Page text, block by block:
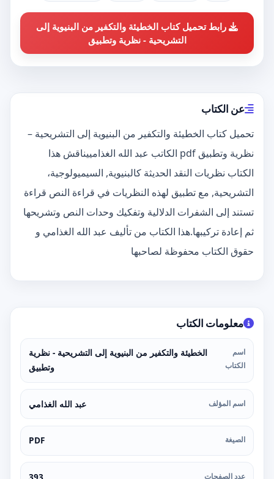
رابط تحميل كتاب الخطيئة والتكفير من البنيوية إلى
التشريحية - نظرية وتطبيق
عن الكتاب
تحميل كتاب الخطيئة والتكفير من البنيوية إلى التشريحية –
نظرية وتطبيق pdf الكاتب عبد الله الغذامييناقش هذا
الكتاب نظريات النقد الحديثة كالبنيوية, السيميولوجية،
التشريحية, مع تطبيق لهذه النظريات في قراءة النص قراءة
تستند إلى الشفرات الدلالية وتفكيك وحدات النص وتشريحها
ثم إعادة تركيبها.هذا الكتاب من تأليف عبد الله الغذامي و
حقوق الكتاب محفوظة لصاحبها
معلومات الكتاب
اسم
الكتاب
الخطيئة والتكفير من البنيوية إلى التشريحية - نظرية
وتطبيق
اسم المؤلف عبد الله الغذامي
الصيغة PDF
عدد الصفحات 393